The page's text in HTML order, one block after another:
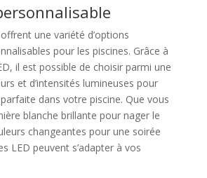
une variété d’options
pour les piscines. Grâce à
il est possible de choisir parmi une
et d’intensités lumineuses pour
parfaite dans votre piscine. Que vous
blanche brillante pour nager le
changeantes pour une soirée
LED peuvent s’adapter à vos